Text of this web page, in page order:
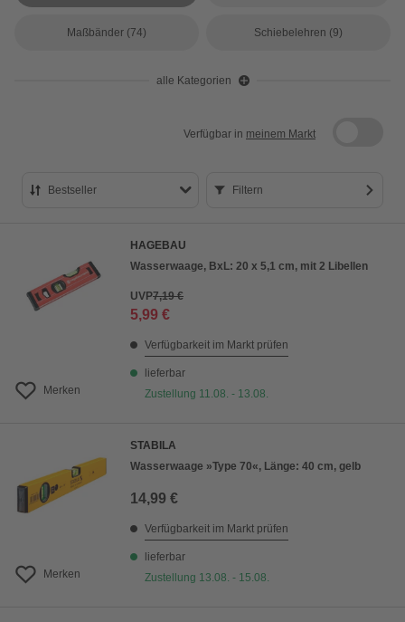
Maßbänder (74) Schiebelehren (9)
alle Kategorien
Verfügbar in meinem Markt
Bestseller
Preis aufsteigend
Preis absteigend
Filtern
Merken
HAGEBAU
Wasserwaage, BxL: 20 x 5,1 cm, mit 2 Libellen
UVP7,19 €
5,99 €
Verfügbarkeit im Markt prüfen
lieferbar
Zustellung 11.08. - 13.08.
Merken
STABILA
Wasserwaage »Type 70«, Länge: 40 cm, gelb
14,99 €
Verfügbarkeit im Markt prüfen
lieferbar
Zustellung 13.08. - 15.08.